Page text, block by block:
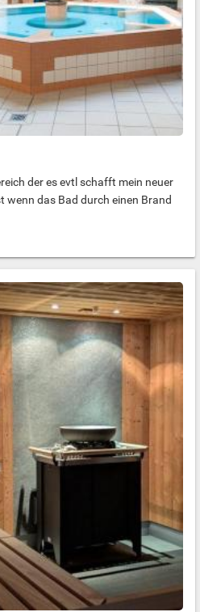
der es evtl schafft mein neuer
wenn das Bad durch einen Brand